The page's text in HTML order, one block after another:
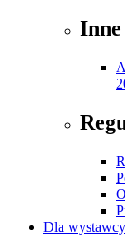
Inne
Dla wystawcy